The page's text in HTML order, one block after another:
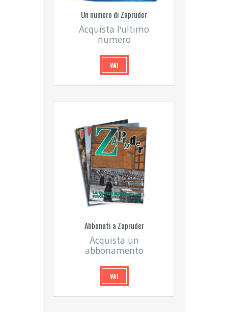
Un numero di Zapruder
Acquista l'ultimo
numero
VAI
Abbonati a Zapruder
Acquista un
abbonamento
VAI